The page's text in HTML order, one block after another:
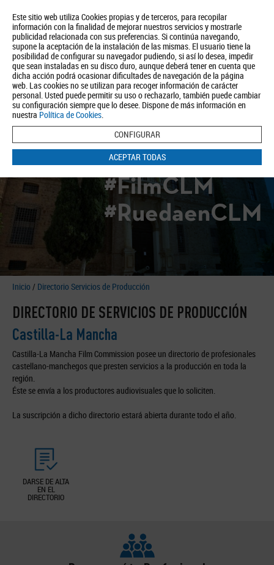
Este sitio web utiliza Cookies propias y de terceros, para recopilar
información con la finalidad de mejorar nuestros servicios y mostrarle
publicidad relacionada con sus preferencias. Si continúa navegando,
supone la aceptación de la instalación de las mismas. El usuario tiene la
posibilidad de configurar su navegador pudiendo, si así lo desea, impedir
que sean instaladas en su disco duro, aunque deberá tener en cuenta que
dicha acción podrá ocasionar dificultades de navegación de la página
web. Las cookies no se utilizan para recoger información de carácter
personal. Usted puede permitir su uso o rechazarlo, también puede cambiar
su configuración siempre que lo desee. Dispone de más información en
nuestra Política de Cookies.
CONFIGURAR
ACEPTAR TODAS
Quiénes somos Turismo Política de Privacidad Aviso Legal
Política de Cookies
BUSCAR
#FilmCLM
#RuedaenCLM
Inicio / Directorio Servicios de Producción
DIRECTORIO DE SERVICIOS DE PRODUCCIÓN
Castilla-La Mancha
Castilla-La Mancha Film Commission posee un directorio de profesionales
castellano-manchegos que presten servicios a la producción en toda la
región.
Éste se envía a los productores audiovisuales que lo soliciten.
La suscripción a dicho directorio estará abierta durante todo el año.
DARSE DE ALTA
EN EL
DIRECTORIO